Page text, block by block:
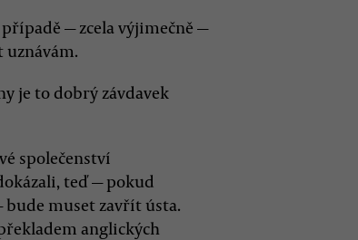
— zcela výjimečně —
je to dobrý závdavek
společenství
teď — pokud
muset zavřít ústa.
anglických